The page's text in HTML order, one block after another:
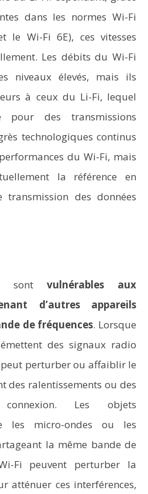
dans les normes Wi-Fi
le Wi-Fi 6E), ces vitesses
Les débits du Wi-Fi
niveaux élevés, mais ils
à ceux du Li-Fi, lequel
des transmissions
technologiques continus
du Wi-Fi, mais
la référence en
des données
Fi sontvulnérables aux
d’autres appareils
de fréquences. Lorsque
des signaux radio
perturber ou affaiblir le
des ralentissements ou des
Les objets
les micro-ondes ou les
la même bande de
Fi peuvent perturber la
atténuer ces interférences,